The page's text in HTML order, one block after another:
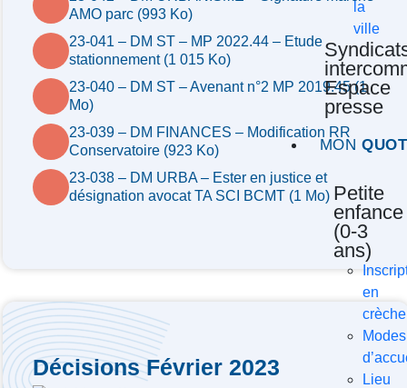
la
ville
Espace
presse
MON
Petite
enfance
(0-3
ans)
en
crèche
Modes
Lieu
AMO parc (993 Ko)
23-041 – DM ST – MP 2022.44 – Etude
stationnement (1 015 Ko)
23-040 – DM ST – Avenant n°2 MP 2019.45 (1
Mo)
23-039 – DM FINANCES – Modification RR
Conservatoire (923 Ko)
23-038 – DM URBA – Ester en justice et
désignation avocat TA SCI BCMT (1 Mo)
Décisions Février 2023